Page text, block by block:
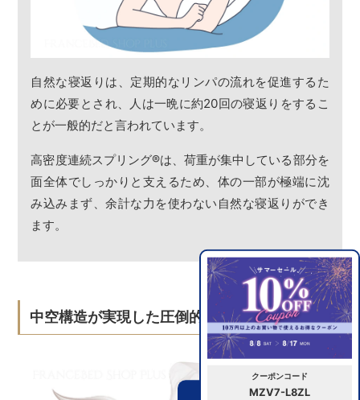
クーポンコード
MZV7-L8ZL
自然な寝返りは、定期的なリンパの流れを促進するた
めに必要とされ、人は一晩に約20回の寝返りをするこ
とが一般的だと言われています。
高密度連続スプリング®は、荷重が集中している部分を
面全体でしっかりと支えるため、体の一部が極端に沈
み込みまず、余計な力を使わない自然な寝返りができ
ます。
中空構造が実現した圧倒的な通気性